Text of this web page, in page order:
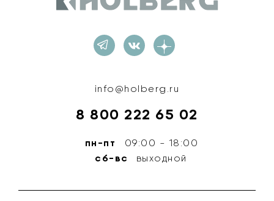
info@holberg.ru
8 800 222 65 02
пн-пт 09:00 - 18:00
сб-вс выходной